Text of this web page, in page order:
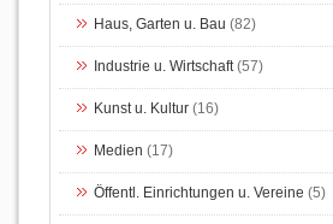
Haus, Garten u. Bau (82)
Industrie u. Wirtschaft(57)
Kunst u. Kultur (16)
Medien (17)
Öffentl. Einrichtungen u. Vereine (5)